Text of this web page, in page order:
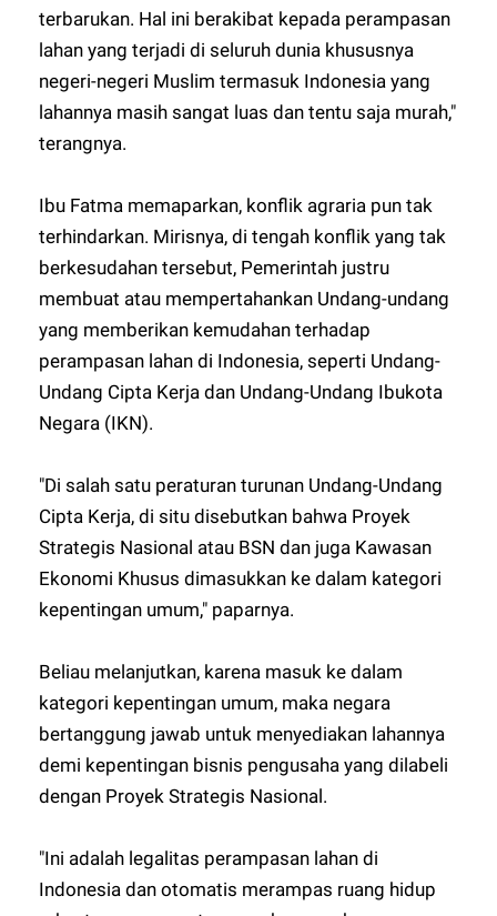
terbarukan. Hal ini berakibat kepada perampasan
lahan yang terjadi di seluruh dunia khususnya
negeri-negeri Muslim termasuk Indonesia yang
lahannya masih sangat luas dan tentu saja murah,"
terangnya.
Ibu Fatma memaparkan, konflik agraria pun tak
terhindarkan. Mirisnya, di tengah konflik yang tak
berkesudahan tersebut, Pemerintah justru
membuat atau mempertahankan Undang-undang
yang memberikan kemudahan terhadap
perampasan lahan di Indonesia, seperti Undang-
Undang Cipta Kerja dan Undang-Undang Ibukota
Negara (IKN).
"Di salah satu peraturan turunan Undang-Undang
Cipta Kerja, di situ disebutkan bahwa Proyek
Strategis Nasional atau BSN dan juga Kawasan
Ekonomi Khusus dimasukkan ke dalam kategori
kepentingan umum," paparnya.
Beliau melanjutkan, karena masuk ke dalam
kategori kepentingan umum, maka negara
bertanggung jawab untuk menyediakan lahannya
demi kepentingan bisnis pengusaha yang dilabeli
dengan Proyek Strategis Nasional.
"Ini adalah legalitas perampasan lahan di
Indonesia dan otomatis merampas ruang hidup